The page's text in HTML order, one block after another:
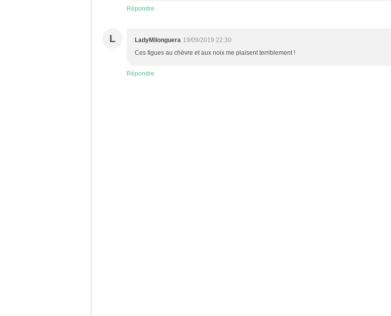
Répondre
L LadyMilonguera 19/09/2019 22:30
Ces figues au chèvre et aux noix me plaisent terriblement !
Répondre